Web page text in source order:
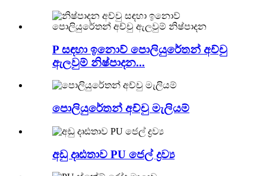
P සඳහා ඉනොව් පොලියුරේතන් අච්චු
ඇලවුම් නිෂ්පාදන...
පොලියුරේතන් අච්චු මැලියම්
අඩු දෘඪතාව PU ජෙල් ද්‍රව්‍ය